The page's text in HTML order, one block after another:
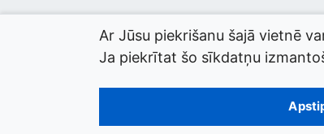
© 2026 termini.gov.lv. Izstrādātājs:
Ar Jūsu piekrišanu šajā vietnē
Ja piekrītat šo sīkdatņu